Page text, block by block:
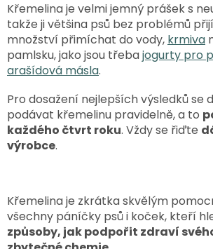
Křemelina je velmi jemný prášek s
takže ji většina psů bez problémů
množství přimíchat do vody, krmiva
pamlsku, jako jsou třebajogurty pro
arašídová másla.
Pro dosažení nejlepších výsledků se
podávat křemelinu pravidelně, a to
každého čtvrt roku. Vždy se řiďte
výrobce.
Křemelina je zkrátka skvělým
všechny páníčky psů i koček, kteří
způsoby, jak podpořit zdraví